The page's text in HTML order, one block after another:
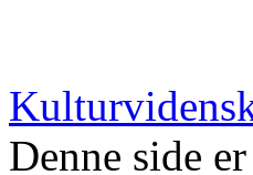
Denne side